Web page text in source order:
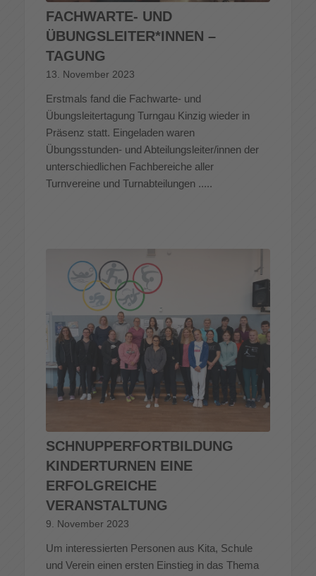
FACHWARTE- UND
ÜBUNGSLEITER*INNEN –
TAGUNG
13. November 2023
Erstmals fand die Fachwarte- und
Übungsleitertagung Turngau Kinzig wieder in
Präsenz statt. Eingeladen waren
Übungsstunden- und Abteilungsleiter/innen der
unterschiedlichen Fachbereiche aller
Turnvereine und Turnabteilungen .....
SCHNUPPERFORTBILDUNG
KINDERTURNEN EINE
ERFOLGREICHE
VERANSTALTUNG
9. November 2023
Um interessierten Personen aus Kita, Schule
und Verein einen ersten Einstieg in das Thema